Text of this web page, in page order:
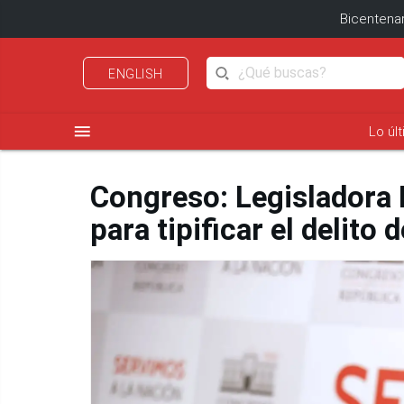
ENGLISH
menu Lo
Congreso:
para tipificar el delito